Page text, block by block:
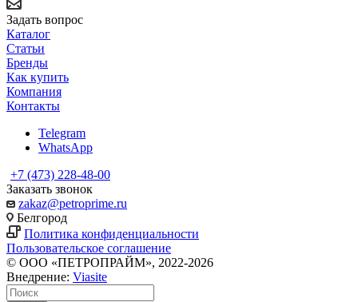
Задать вопрос
Каталог
Статьи
Бренды
Как купить
Компания
Контакты
Telegram
WhatsApp
+7 (473) 228-48-00
Заказать звонок
zakaz@petroprime.ru
Белгород
Политика конфиденциальности
Пользовательское соглашение
© ООО «ПЕТРОПРАЙМ», 2022-2026
Внедрение: Viasite